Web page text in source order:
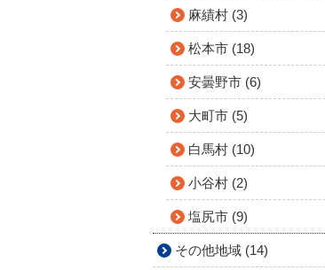
麻績村 (3)
松本市 (18)
安曇野市 (6)
大町市 (5)
白馬村 (10)
小谷村 (2)
塩尻市 (9)
その他地域 (14)